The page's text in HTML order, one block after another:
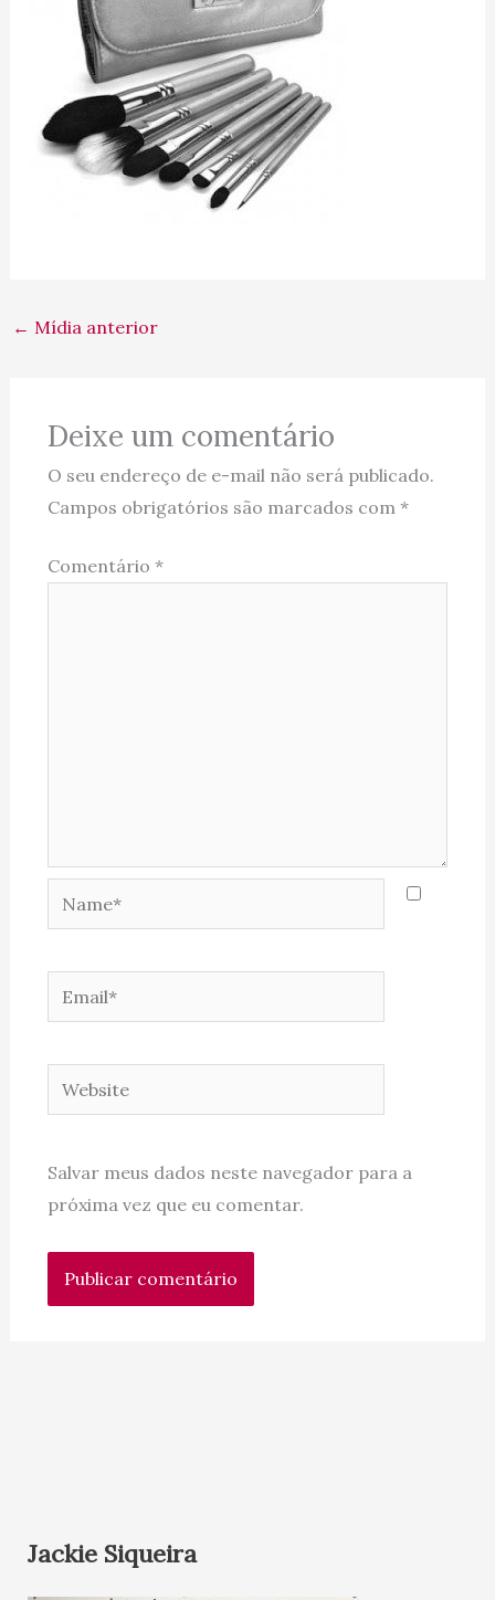
← Mídia anterior
Deixe um comentário
O seu endereço de e-mail não será publicado.
Campos obrigatórios são marcados com *
Comentário *
Name*
Email*
Website
Salvar meus dados neste navegador para a
próxima vez que eu comentar.
Jackie Siqueira